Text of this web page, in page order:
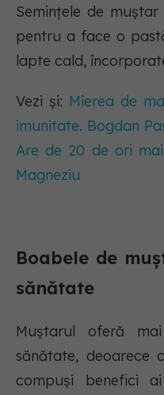
Semințele de
pentru a face o
lapte cald,
Vezi și: Mierea de
imunitate. Bogdan
Are de 20 de ori
Magneziu
Boabele de
sănătate
Muștarul oferă
sănătate, deoarece
compuși benefici